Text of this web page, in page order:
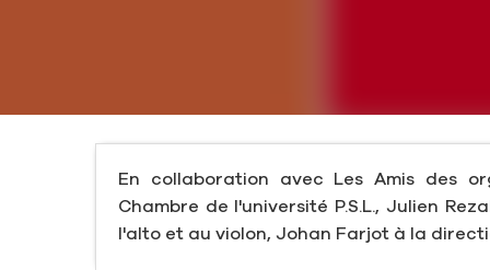
En collaboration avec Les Amis des
Chambre de l'université P.S.L., Julien
l'alto et au violon, Johan Farjot à la